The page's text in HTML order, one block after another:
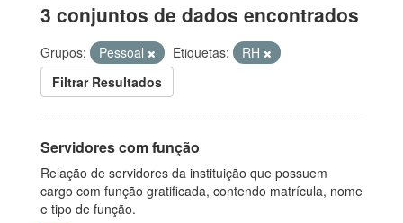
3 conjuntos de dados encontrados
Grupos: Pessoal Etiquetas:
RH
Filtrar Resultados
Servidores com função
Relação de servidores da instituição que possuem
cargo com função gratificada, contendo matrícula, nome
e tipo de função.